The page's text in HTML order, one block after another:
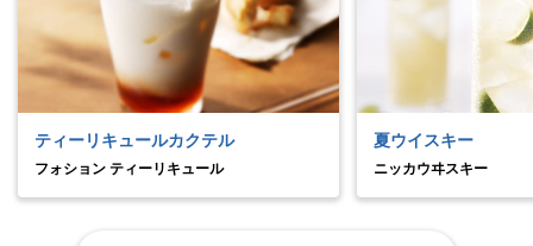
ティーリキュールカクテル
フォション ティーリキュール
夏ウイスキー
ニッカウヰスキー